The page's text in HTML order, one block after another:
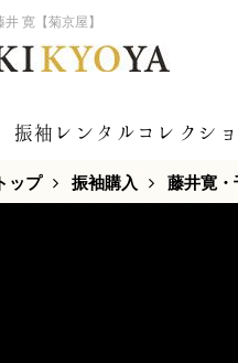
井 寛【菊京屋】
振袖レンタルコレクシ
ップ 振袖購入 藤井寛・